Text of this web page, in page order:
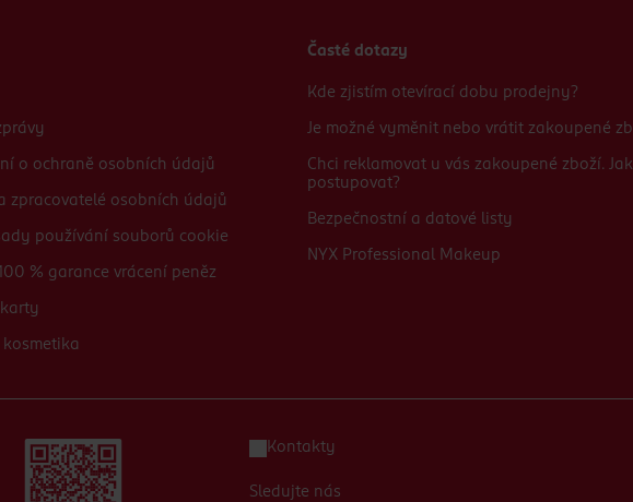
o ochraně osobních údajů
zpracovatelé osobních údajů
používání souborů cookie
% garance vrácení peněz
kosmetika
Časté dotazy
Kde zjistím otevírací dobu prodejny?
Je možné vyměnit nebo vrátit zakoupené
Chci reklamovat u vás zakoupené zboží.
postupovat?
Bezpečnostní a datové listy
NYX Professional Makeup
Kontakty
Sledujte nás